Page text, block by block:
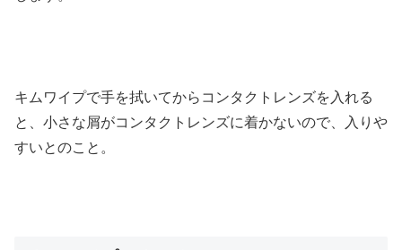
キムワイプで手を拭いてからコンタクトレンズを入れる
と、小さな屑がコンタクトレンズに着かないので、入りや
すいとのこと。